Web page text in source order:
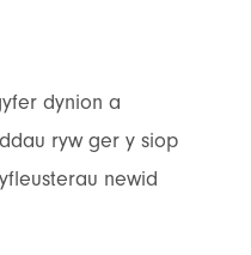
dynion a
ryw ger y siop
newid